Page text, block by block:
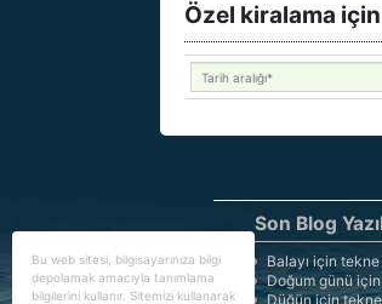
Özel kiralama
Bu web sitesi, bilgisayarınıza bilgi
depolamak amacıyla tanımlama
bilgilerini kullanır. Sitemizi kullanarak
Son Blog
Balayı için
Doğum günü
Düğün için